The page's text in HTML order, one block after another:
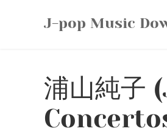
J-pop Music
浦山純子